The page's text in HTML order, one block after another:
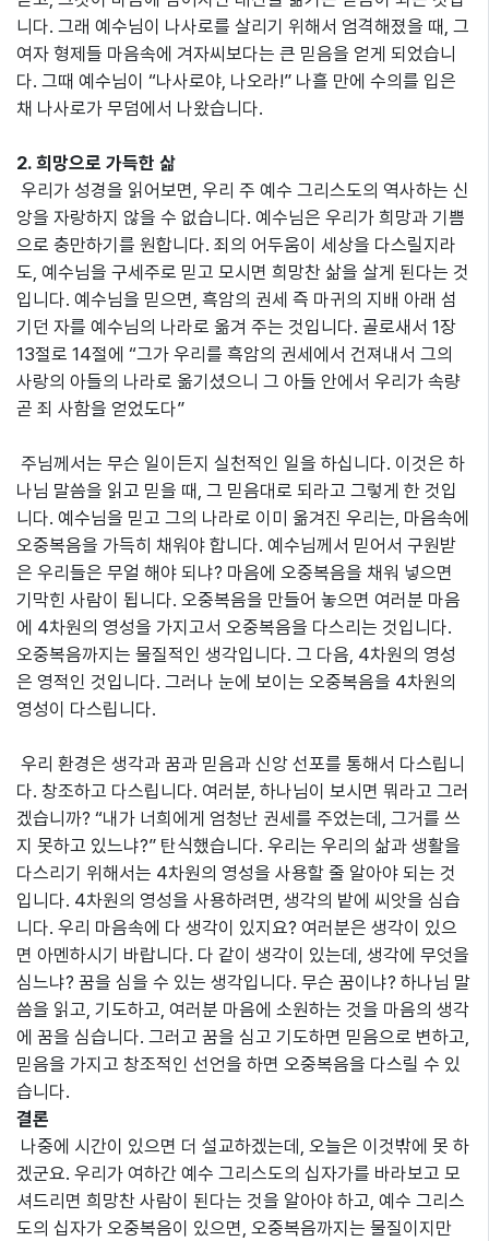
니다. 그래 예수님이 나사로를 살리기 위해서 엄격해졌을 때, 그
여자 형제들 마음속에 겨자씨보다는 큰 믿음을 얻게 되었습니
다. 그때 예수님이 “나사로야, 나오라!” 나흘 만에 수의를 입은
채 나사로가 무덤에서 나왔습니다.
2. 희망으로 가득한 삶
우리가 성경을 읽어보면, 우리 주 예수 그리스도의 역사하는 신
앙을 자랑하지 않을 수 없습니다. 예수님은 우리가 희망과 기쁨
으로 충만하기를 원합니다. 죄의 어두움이 세상을 다스릴지라
도, 예수님을 구세주로 믿고 모시면 희망찬 삶을 살게 된다는 것
입니다. 예수님을 믿으면, 흑암의 권세 즉 마귀의 지배 아래 섬
기던 자를 예수님의 나라로 옮겨 주는 것입니다. 골로새서 1장
13절로 14절에 “그가 우리를 흑암의 권세에서 건져내서 그의
사랑의 아들의 나라로 옮기셨으니 그 아들 안에서 우리가 속량
곧 죄 사함을 얻었도다”
주님께서는 무슨 일이든지 실천적인 일을 하십니다. 이것은 하
나님 말씀을 읽고 믿을 때, 그 믿음대로 되라고 그렇게 한 것입
니다. 예수님을 믿고 그의 나라로 이미 옮겨진 우리는, 마음속에
오중복음을 가득히 채워야 합니다. 예수님께서 믿어서 구원받
은 우리들은 무얼 해야 되냐? 마음에 오중복음을 채워 넣으면
기막힌 사람이 됩니다. 오중복음을 만들어 놓으면 여러분 마음
에 4차원의 영성을 가지고서 오중복음을 다스리는 것입니다.
오중복음까지는 물질적인 생각입니다. 그 다음, 4차원의 영성
은 영적인 것입니다. 그러나 눈에 보이는 오중복음을 4차원의
영성이 다스립니다.
우리 환경은 생각과 꿈과 믿음과 신앙 선포를 통해서 다스립니
다. 창조하고 다스립니다. 여러분, 하나님이 보시면 뭐라고 그러
겠습니까? “내가 너희에게 엄청난 권세를 주었는데, 그거를 쓰
지 못하고 있느냐?” 탄식했습니다. 우리는 우리의 삶과 생활을
다스리기 위해서는 4차원의 영성을 사용할 줄 알아야 되는 것
입니다. 4차원의 영성을 사용하려면, 생각의 밭에 씨앗을 심습
니다. 우리 마음속에 다 생각이 있지요? 여러분은 생각이 있으
면 아멘하시기 바랍니다. 다 같이 생각이 있는데, 생각에 무엇을
심느냐? 꿈을 심을 수 있는 생각입니다. 무슨 꿈이냐? 하나님 말
씀을 읽고, 기도하고, 여러분 마음에 소원하는 것을 마음의 생각
에 꿈을 심습니다. 그러고 꿈을 심고 기도하면 믿음으로 변하고,
믿음을 가지고 창조적인 선언을 하면 오중복음을 다스릴 수 있
습니다.
결론
나중에 시간이 있으면 더 설교하겠는데, 오늘은 이것밖에 못 하
겠군요. 우리가 여하간 예수 그리스도의 십자가를 바라보고 모
셔드리면 희망찬 사람이 된다는 것을 알아야 하고, 예수 그리스
도의 십자가 오중복음이 있으면, 오중복음까지는 물질이지만